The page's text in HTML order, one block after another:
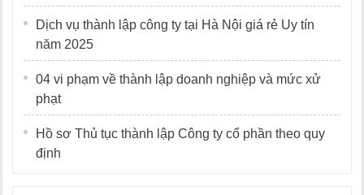
Dịch vụ thành lập công ty tại Hà Nội giá rẻ Uy tín
năm 2025
04 vi phạm về thành lập doanh nghiệp và mức xử
phạt
Hồ sơ Thủ tục thành lập Công ty cổ phần theo quy
định